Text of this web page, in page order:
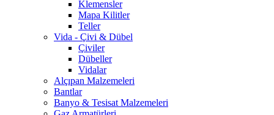
Klemensler
Mapa Kilitler
Teller
Vida - Çivi & Dübel
Çiviler
Dübeller
Vidalar
Alçıpan Malzemeleri
Bantlar
Banyo & Tesisat Malzemeleri